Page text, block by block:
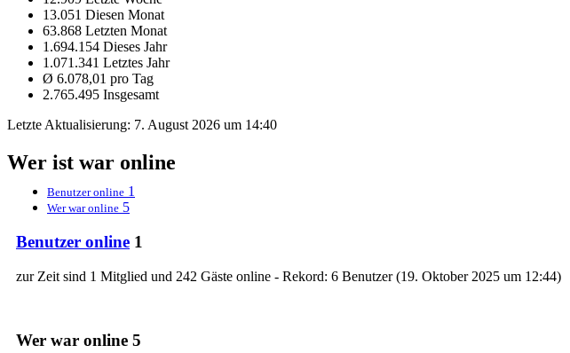
13.051 Diesen Monat
63.868 Letzten Monat
1.694.154 Dieses Jahr
1.071.341 Letztes Jahr
Ø 6.078,01 pro Tag
2.765.495 Insgesamt
Letzte Aktualisierung: 7. August 2026 um 14:40
Wer ist war online
Benutzer online 1
Wer war online 5
Benutzer online 1
zur Zeit sind 1 Mitglied und 242 Gäste online - Rekord: 6 Benutzer (19. Oktober 2025 um 12:44)
Wer war online 5